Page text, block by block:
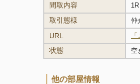
間取内容 1R
取引態様 仲
URL
状態 空
他の部屋情報